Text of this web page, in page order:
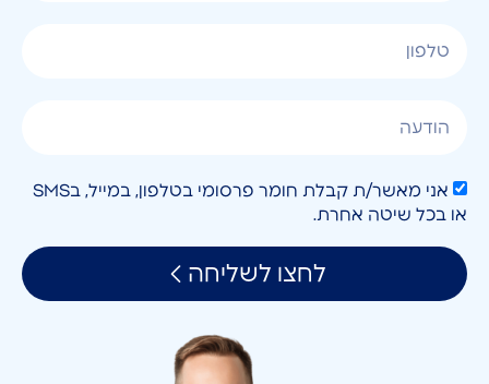
אני מאשר/ת קבלת חומר פרסומי בטלפון, במייל, בSMS
או בכל שיטה אחרת.
לחצו לשליחה